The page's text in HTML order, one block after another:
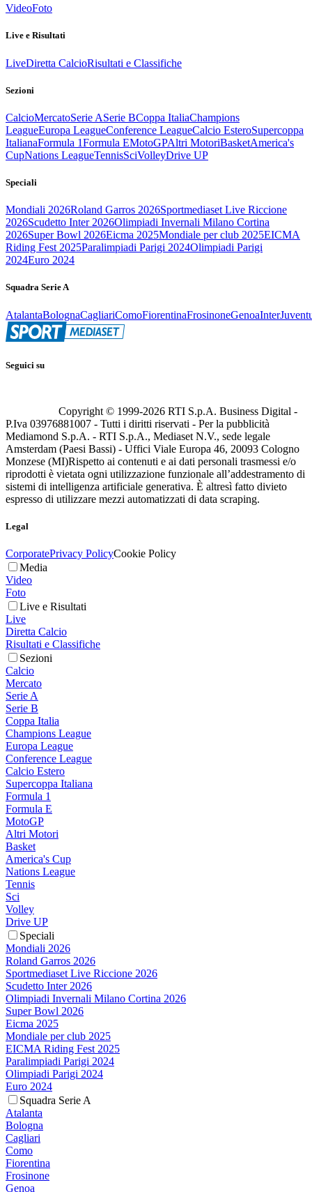
VideoFoto
Live e Risultati
LiveDiretta CalcioRisultati e Classifiche
Sezioni
CalcioMercatoSerie ASerie BCoppa ItaliaChampions
LeagueEuropa LeagueConference LeagueCalcio EsteroSupercoppa
ItalianaFormula 1Formula EMotoGPAltri MotoriBasketAmerica's
CupNations LeagueTennisSciVolleyDrive UP
Speciali
Mondiali 2026Roland Garros 2026Sportmediaset Live Riccione
2026Scudetto Inter 2026Olimpiadi Invernali Milano Cortina
2026Super Bowl 2026Eicma 2025Mondiale per club 2025EICMA
Riding Fest 2025Paralimpiadi Parigi 2024Olimpiadi Parigi
2024Euro 2024
Squadra Serie A
AtalantaBolognaCagliariComoFiorentinaFrosinoneGenoaInter
Seguici su
Copyright © 1999-2026 RTI S.p.A. Business Digital -
P.Iva 03976881007 - Tutti i diritti riservati - Per la pubblicità
Mediamond S.p.A. - RTI S.p.A., Mediaset N.V., sede legale
Amsterdam (Paesi Bassi) - Uffici Viale Europa 46, 20093 Cologno
Monzese (MI)Rispetto ai contenuti e ai dati personali trasmessi e/o
riprodotti è vietata ogni utilizzazione funzionale all’addestramento di
sistemi di intelligenza artificiale generativa. È altresì fatto divieto
espresso di utilizzare mezzi automatizzati di data scraping.
Legal
CorporatePrivacy PolicyCookie Policy
Media
Video
Foto
Live e Risultati
Live
Diretta Calcio
Risultati e Classifiche
Sezioni
Calcio
Mercato
Serie A
Serie B
Coppa Italia
Champions League
Europa League
Conference League
Calcio Estero
Supercoppa Italiana
Formula 1
Formula E
MotoGP
Altri Motori
Basket
America's Cup
Nations League
Tennis
Sci
Volley
Drive UP
Speciali
Mondiali 2026
Roland Garros 2026
Sportmediaset Live Riccione 2026
Scudetto Inter 2026
Olimpiadi Invernali Milano Cortina 2026
Super Bowl 2026
Eicma 2025
Mondiale per club 2025
EICMA Riding Fest 2025
Paralimpiadi Parigi 2024
Olimpiadi Parigi 2024
Euro 2024
Squadra Serie A
Atalanta
Bologna
Cagliari
Como
Fiorentina
Frosinone
Genoa